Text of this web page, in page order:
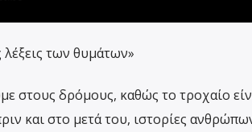
λέξεις των θυμάτων»
στους δρόμους, καθώς το τροχαίο
και στο μετά του, ιστορίες